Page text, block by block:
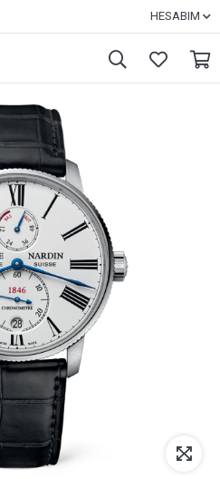
HESABIM